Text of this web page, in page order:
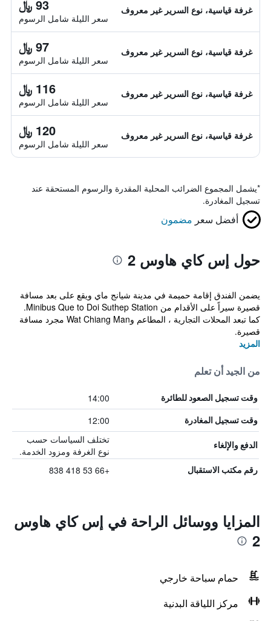
غرفة قياسية، نوع السرير غير معروف 93 ﷼
سعر الليلة شامل الرسوم
غرفة قياسية، نوع السرير غير معروف 97 ﷼
سعر الليلة شامل الرسوم
غرفة قياسية، نوع السرير غير معروف 116 ﷼
سعر الليلة شامل الرسوم
غرفة قياسية، نوع السرير غير معروف 120 ﷼
سعر الليلة شامل الرسوم
*يشمل المجموع الضرائب المحلية المقدرة والرسوم المستحقة عند
تسجيل المغادرة.
أفضل سعر مضمون
حول إس كاي هاوس 2
يضمن الفندق إقامة حميمة في مدينة شيانج ماي ويقع على بعد مسافة
قصيرة سيراً على الأقدام من Minibus Que to Doi Suthep Station.
كما تبعد المحلات التجارية ، المطاعم وWat Chiang Man مجرد مسافة
قصيرة.
المزيد
من الجيد أن تعلم
وقت تسجيل الصعود للطائرة 14:00
وقت تسجيل المغادرة 12:00
الدفع والإلغاء
تختلف السياسات حسب
نوع الغرفة ومزود الخدمة.
رقم مكتب الاستقبال +66 53 418 838
المزايا ووسائل الراحة في إس كاي هاوس
2
حمام سباحة خارجي
مركز اللياقة البدنية